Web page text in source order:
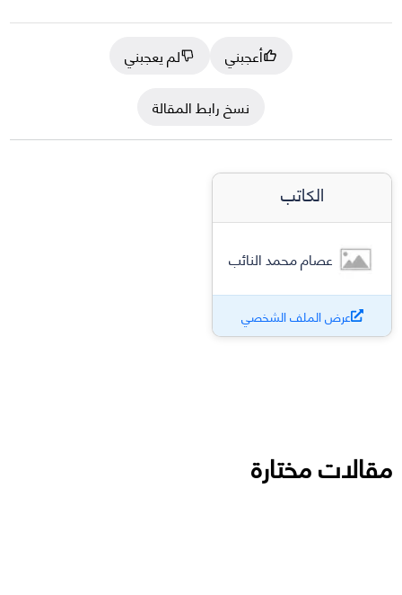
أعجبني
لم يعجبني
نسخ رابط المقالة
الكاتب
عصام محمد النائب
عرض الملف الشخصي
مقالات مختارة